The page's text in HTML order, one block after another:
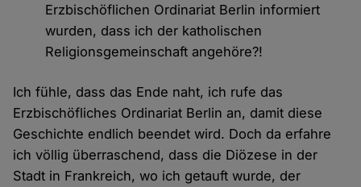
Erzbischöflichen Ordinariat Berlin informiert
wurden, dass ich der katholischen
Religionsgemeinschaft angehöre?!
Ich fühle, dass das Ende naht, ich rufe das
Erzbischöfliches Ordinariat Berlin an, damit diese
Geschichte endlich beendet wird. Doch da erfahre
ich völlig überraschend, dass die Diözese in der
Stadt in Frankreich, wo ich getauft wurde, der